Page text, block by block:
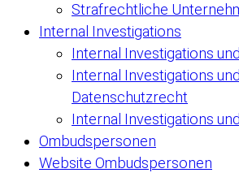
Strafrechtliche
Internal Investigations
Internal Investigations
Internal Investigations und
Datenschutzrecht
Internal Investigations
Ombudspersonen
Website Ombudspersonen